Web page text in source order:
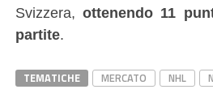
Svizzera,ottenendo 11
partite.
TEMATICHE MERCATO NHL